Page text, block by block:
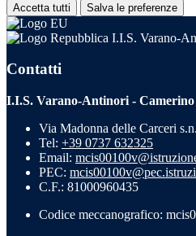
Accetta tutti Salva le preferenze
I.I.S. Varano-
Contatti
I.I.S. Varano-Antinori - Camerino
Via Madonna delle Carceri
Tel: +39 0737 632325
Email:
PEC:
C.F.: 81000960435
Codice meccanografico: